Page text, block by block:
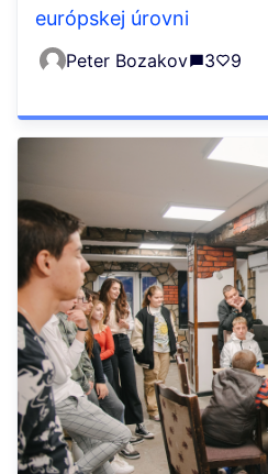
európskej úrovni
Peter Bozakov 3 9